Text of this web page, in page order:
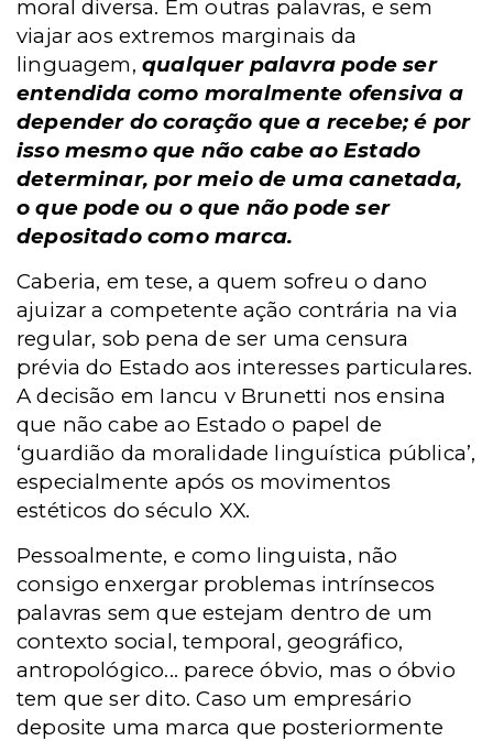
moral diversa. Em outras palavras, e sem
viajar aos extremos marginais da
linguagem,qualquer palavra pode ser
entendida como moralmente ofensiva a
depender do coração que a recebe; é por
isso mesmo que não cabe ao Estado
determinar, por meio de uma canetada,
o que pode ou o que não pode ser
depositado como marca.
Caberia, em tese, a quem sofreu o dano
ajuizar a competente ação contrária na via
regular, sob pena de ser uma censura
prévia do Estado aos interesses particulares.
A decisão em Iancu v Brunetti nos ensina
que não cabe ao Estado o papel de
‘guardião da moralidade linguística pública’,
especialmente após os movimentos
estéticos do século XX.
Pessoalmente, e como linguista, não
consigo enxergar problemas intrínsecos
palavras sem que estejam dentro de um
contexto social, temporal, geográfico,
antropológico... parece óbvio, mas o óbvio
tem que ser dito. Caso um empresário
deposite uma marca que posteriormente